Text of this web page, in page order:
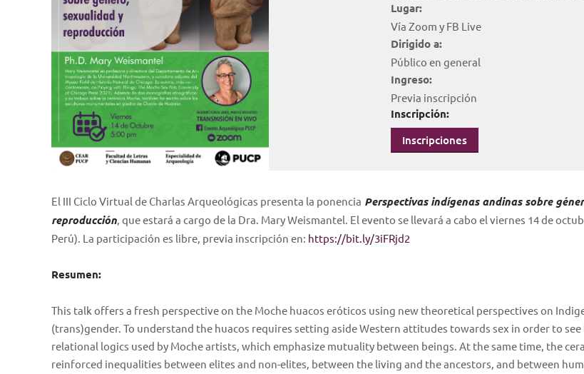
Lugar:
Vía Zoom y FB Live
Dirigido a:
Público en general
Ingreso:
Previa inscripción
Inscripción:
Inscripciones
El III Ciclo Virtual de Charlas Arqueológicas presenta la ponencia Perspectivas indígenas andinas sobre
reproducción, que estará a cargo de la Dra. Mary Weismantel. El evento se llevará a cabo el viernes 14 de
Perú). La participación es libre, previa inscripción en: https://bit.ly/3iFRjd2
Resumen:
This talk offers a fresh perspective on the Moche huacos eróticos using new theoretical perspectives on
(trans)gender. To understand the huacos requires setting aside Western attitudes towards sex in order to
relational logics used by Moche artists, which emphasize mutuality between beings. At the same time, the
reinforced inequalities between elites and non-elites, between the living and the ancestors, and between